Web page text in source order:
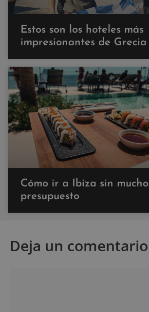
Estos son los hoteles más
impresionantes de Grecia
Cómo ir a Ibiza sin mucho
presupuesto
Deja un comentario